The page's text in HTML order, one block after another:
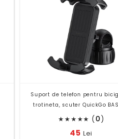
Suport de telefon pentru
trotineta, scuter QuickGo
★★★★★ (0)
45 Lei